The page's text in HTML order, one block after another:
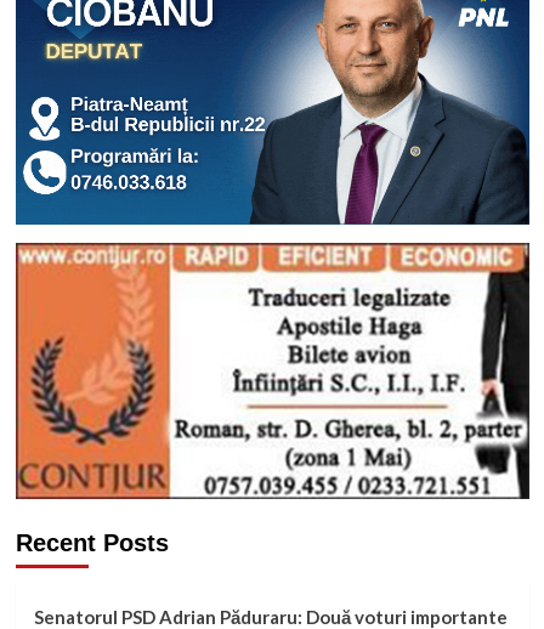
Recent Posts
Senatorul PSD Adrian Păduraru: Două voturi importante